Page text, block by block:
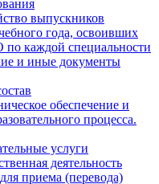
выпускников
года, освоивших
каждой специальности
и иные документы
обеспечение и
процесса.
услуги
деятельность
приема (перевода)